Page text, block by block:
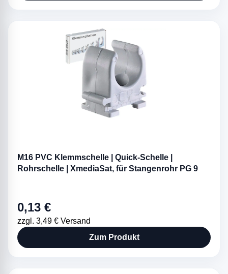
M16 PVC Klemmschelle | Quick-Schelle |
Rohrschelle | XmediaSat, für Stangenrohr PG 9
0,13 €
zzgl. 3,49 € Versand
Zum Produkt